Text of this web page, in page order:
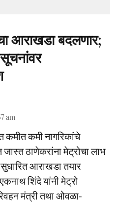
आराखडा बदलणार;
am
कमीत कमी नागरिकांचे
ठाणेकरांना मेट्रोचा लाभ
सुधारित आराखडा तयार
शिंदे यांनी मेट्रो
मंत्री तथा ओवळा-